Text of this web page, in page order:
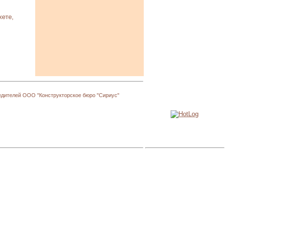
ООО "Конструкторское бюро "Сириус"